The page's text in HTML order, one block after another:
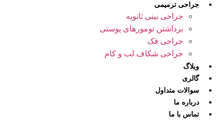
جراحی ترمیمی
جراحی بینی ثانویه
برداشتن تومورهای پوستی
جراحی فک
جراحی شکاف لب و کام
وبلاگ
گالری
سوالات متداول
درباره ما
تماس با ما